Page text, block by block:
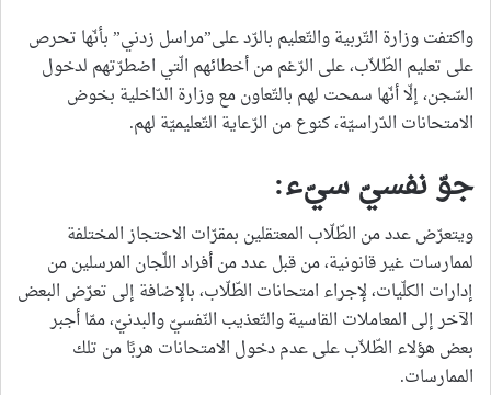
واكتفت وزارة التّربية والتّعليم بالرّد على”مراسل زدني” بأنّها تحرص
على تعليم الطّلاّب، على الرّغم من أخطائهم الّتي اضطرّتهم لدخول
السّجن، إلّا أنّها سمحت لهم بالتّعاون مع وزارة الدّاخلية بخوض
الامتحانات الدّراسيّة، كنوع من الرّعاية التّعليميّة لهم.
جوّ نفسيّ سيّء:
ويتعرّض عدد من الطّلّاب المعتقلين بمقرّات الاحتجاز المختلفة
لممارسات غير قانونية، من قبل عدد من أفراد اللّجان المرسلين من
إدارات الكلّيات، لإجراء امتحانات الطّلّاب، بالإضافة إلى تعرّض البعض
الآخر إلى المعاملات القاسية والتّعذيب النّفسيّ والبدنيّ، ممّا أجبر
بعض هؤلاء الطّلاّب على عدم دخول الامتحانات هربًا من تلك
الممارسات.